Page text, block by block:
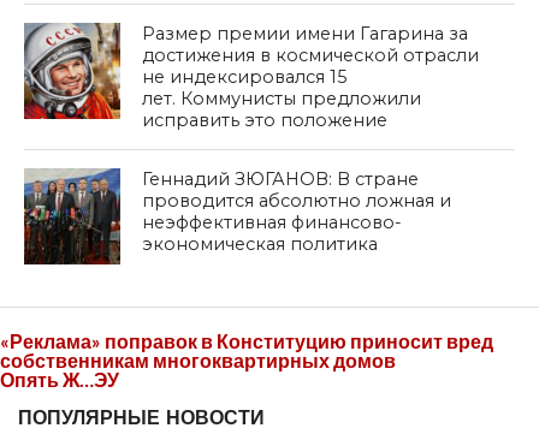
Размер премии имени Гагарина за
достижения в космической отрасли
не индексировался 15
лет. Коммунисты предложили
исправить это положение
Геннадий ЗЮГАНОВ: В стране
проводится абсолютно ложная и
неэффективная финансово-
экономическая политика
«Реклама» поправок в Конституцию приносит вред
собственникам многоквартирных домов
Опять Ж…ЭУ
ПОПУЛЯРНЫЕ НОВОСТИ